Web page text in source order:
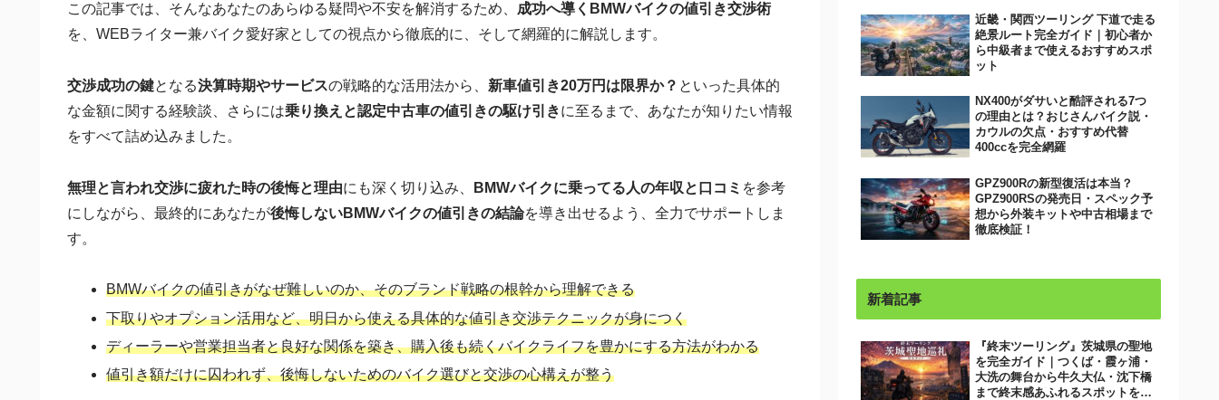
この記事では、そんなあなたのあらゆる疑問や不安を解消するため、 成功へ導くBMWバイクの値引き交渉術
を、WEBライター兼バイク愛好家としての視点から徹底的に、そして網羅的に解説します。
交渉成功の鍵となる決算時期やサービスの戦略的な活用法から、 新車値引き20万円は限界か？ といった具体的
な金額に関する経験談、さらには乗り換えと認定中古車の値引きの駆け引きに至るまで、あなたが知りたい情報
をすべて詰め込みました。
無理と言われ交渉に疲れた時の後悔と理由にも深く切り込み、 BMWバイクに乗ってる人の年収と口コミ を参考
にしながら、最終的にあなたが後悔しないBMWバイクの値引きの結論を導き出せるよう、全力でサポートしま
す。
BMWバイクの値引きがなぜ難しいのか、そのブランド戦略の根幹から理解できる
下取りやオプション活用など、明日から使える具体的な値引き交渉テクニックが身につく
ディーラーや営業担当者と良好な関係を築き、購入後も続くバイクライフを豊かにする方法がわかる
値引き額だけに囚われず、後悔しないためのバイク選びと交渉の心構えが整う
近畿・関西ツーリング 下道で走る
絶景ルート完全ガイド｜初心者か
ら中級者まで使えるおすすめスポ
ット
NX400がダサいと酷評される7つ
の理由とは？おじさんバイク説・
カウルの欠点・おすすめ代替
400ccを完全網羅
GPZ900Rの新型復活は本当？
GPZ900RSの発売日・スペック予
想から外装キットや中古相場まで
徹底検証！
新着記事
『終末ツーリング』茨城県の聖地
を完全ガイド｜つくば・霞ヶ浦・
大洗の舞台から牛久大仏・沈下橋
まで終末感あふれるスポットをバ